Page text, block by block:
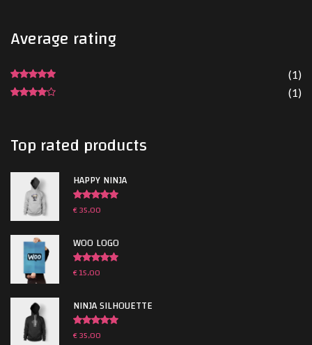
Average rating
Gewaardeerd
(1)
(1)
Top rated products
HAPPY NINJA
Gewaardeerd
€35,00
WOO LOGO
Gewaardeerd
€15,00
NINJA SILHOUETTE
Gewaardeerd
€35,00